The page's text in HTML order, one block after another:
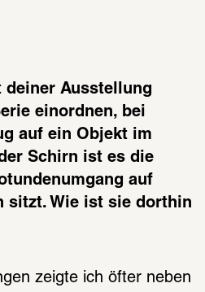
deiner Ausstellung
einordnen, bei
auf ein Objekt im
Schirn ist es die
auf
sitzt. Wie ist sie dorthin
zeigte ich öfter neben